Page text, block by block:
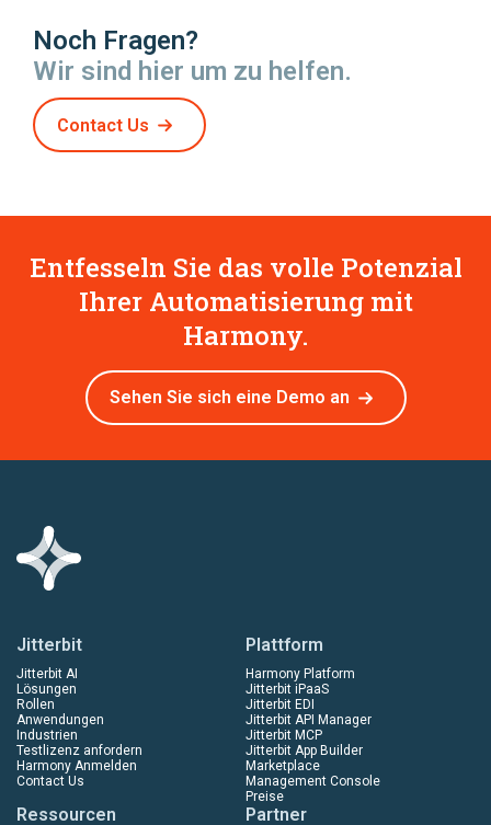
Noch Fragen?
Wir sind hier um zu helfen.
Contact Us
Entfesseln Sie das volle Potenzial
Ihrer Automatisierung mit
Harmony.
Sehen Sie sich eine Demo an
Jitterbit
Jitterbit AI
Lösungen
Rollen
Anwendungen
Industrien
Testlizenz anfordern
Harmony Anmelden
Contact Us
Plattform
Harmony Platform
Jitterbit iPaaS
Jitterbit EDI
Jitterbit API Manager
Jitterbit MCP
Jitterbit App Builder
Marketplace
Management Console
Preise
Ressourcen Partner